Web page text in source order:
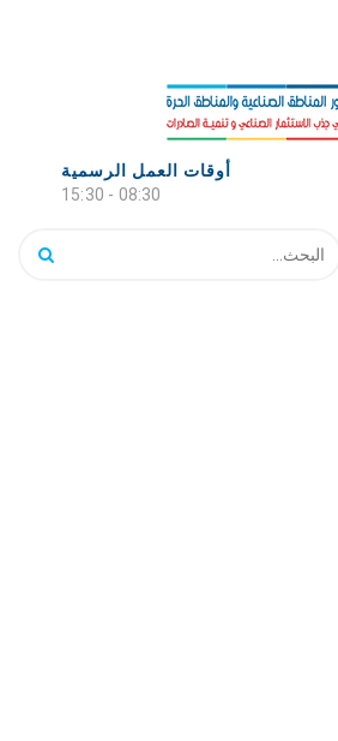
أوقات العمل الرسمية
08:30 - 15:30